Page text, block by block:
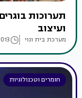
תערוכות
ועיצוב
מערכת בית ונוי
חומרים וטכנולוגיות